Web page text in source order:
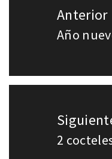
entradas
Anterior
Entrada
Año
Entrada
2